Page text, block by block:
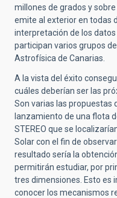
millones de grados y
emite al exterior en todas
interpretación de los
participan varios grupos
Astrofísica de Canarias.
A la vista del éxito
cuáles deberían ser las
Son varias las propuestas
lanzamiento de una flota
STEREO que se
Solar con el fin de
resultado sería la
permitirán estudiar, por
tres dimensiones. Esto es
conocer los mecanismos